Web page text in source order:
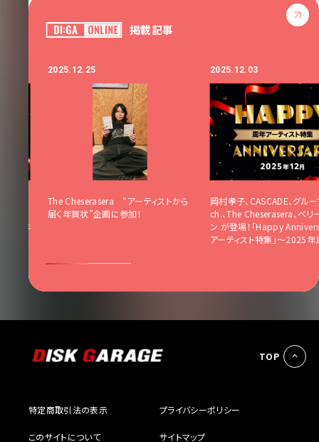
掲載記事
！周年
2025.12.25
The Cheserasera “アーティストから
届く年賀状”企画に参加！
2025.12.03
岡村孝子、CASCADE、グル
ch.、The Cheserasera、ベリ
ン が登場！「Happy
アーティスト特集」〜2025
TOP
特定商取引法の表示 プライバシーポリシー
このサイトについて サイトマップ